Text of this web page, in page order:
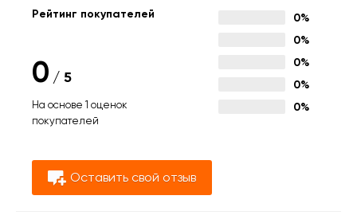
Рейтинг покупателей
0 / 5
На основе 1 оценок
покупателей
0%
0%
0%
0%
0%
Оставить свой отзыв